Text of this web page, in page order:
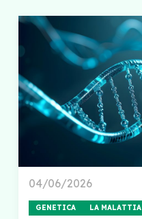
04/06/2026
GENETICA LA MALATTIA